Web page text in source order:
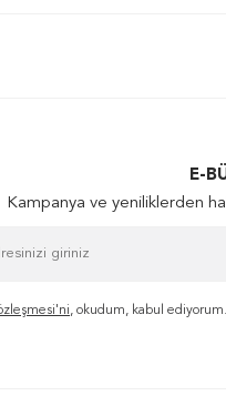
E-
Kampanya ve yeniliklerden
, okudum, kabul ediyorum.